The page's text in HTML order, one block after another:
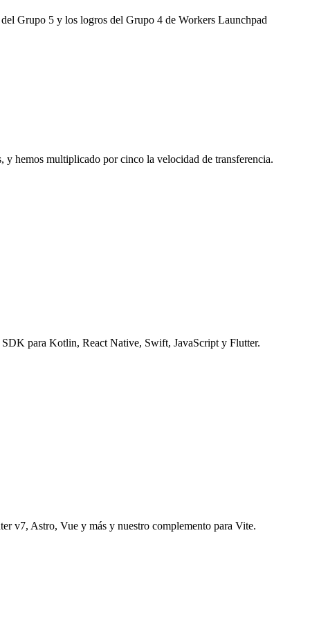
Grupo 5 y los logros del Grupo 4 de Workers Launchpad
y hemos multiplicado por cinco la velocidad de transferencia.
para Kotlin, React Native, Swift, JavaScript y Flutter.
v7, Astro, Vue y más y nuestro complemento para Vite.